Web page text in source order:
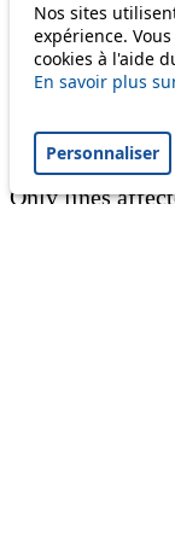
Information
Ongoing
Reset filters
Only lines
Nos sites
expérience.
cookies à l'aide
En savoir plus
Personnaliser